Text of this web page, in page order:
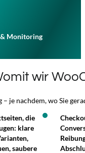
Monitoring
wir
je nachdem, wo Sie
die
klare
saubere